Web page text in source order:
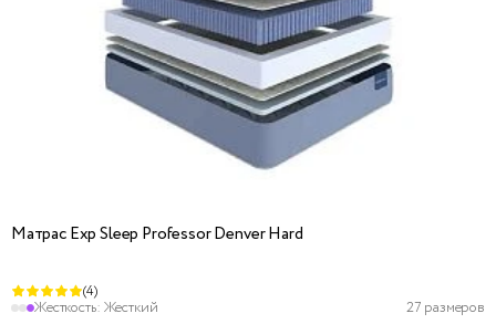
Матрас Exp Sleep Professor Denver Hard
(4)
Жесткость: Жесткий 27 размеров